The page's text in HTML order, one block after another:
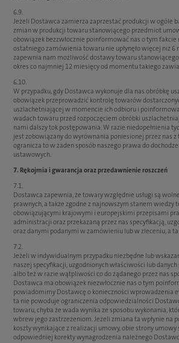
6.9.
Jeżeli Dostawca zamierza zaprzestać produkcji w ogóle
zmian w produkcji towaru stanowiącego przedmiot
obowiązek bezzwłocznie poinformować nas o tym fakcie
ostatniego zamówienia towaru nie upłynęło więcej niż 6
zapewnia nam możliwość dostawy towaru
okres co najmniej 12 miesięcy od momentu takiego
6.10.
W przypadku, gdy Dostawca wykonuje dla nas obróbkę
obowiązek przeprowadzić kontrolę towarów
uszlachetniającej w momencie ich odbioru i
wadach towaru przed rozpoczęciem obróbki
nami dalszy tok postępowania. W razie niedopełnienia
jest zobowiązany do wyrównania poniesionej przez nas z
ogranicza to w żaden sposób naszego prawa do
ustawowych.
7. Rękojmia i gwarancja oraz przedawnienie roszczeń
7.1.
Dostawca zapewnia, że towary względnie usługi są
prawnych, a także zgodne z najnowszym stanem wiedzy
obowiązującymi krajowymi i europejskimi przepisami
administracji oraz przekazaną przez nas specyfikacją,
oraz danymi podanymi w zamówieniu lub w zleceniu, a
7.2.
Jeżeli w indywidualnym przypadku niezbędne lub
naszej specyfikacji, uzgodnionych właściwości lub
albo też w razie wątpliwości co do żądanego przez nas
Dostawca ma obowiązek niezwłocznie nas o tym
powiadomimy Dostawcę o konieczności wprowadzenia
ta nie powoduje ograniczenia odpowiedzialności
towaru, chyba że wada wynika ze sposobu wykonania,
wbrew jego zastrzeżeniom. Jeżeli zmiana ta wpłynie na
koszty wynikające z realizacji umowy, obie strony
odpowiedniej korekty wynagrodzenia należnego